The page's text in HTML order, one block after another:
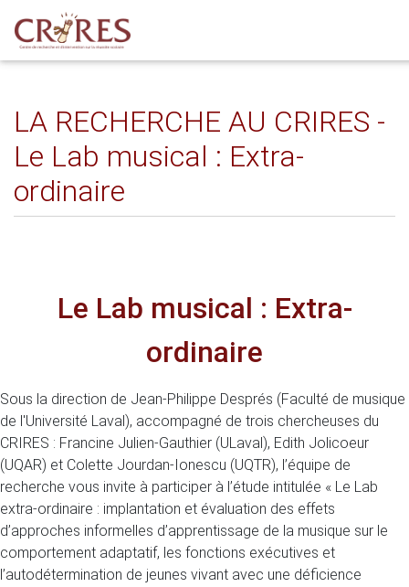
LA RECHERCHE AU CRIRES -
Le Lab musical : Extra-
ordinaire
Le Lab musical : Extra-
ordinaire
Sous la direction de Jean-Philippe Després (Faculté de musique
de l'Université Laval), accompagné de trois chercheuses du
CRIRES : Francine Julien-Gauthier (ULaval), Edith Jolicoeur
(UQAR) et Colette Jourdan-Ionescu (UQTR), l’équipe de
recherche vous invite à participer à l’étude intitulée « Le Lab
extra-ordinaire : implantation et évaluation des effets
d’approches informelles d’apprentissage de la musique sur le
comportement adaptatif, les fonctions exécutives et
l’autodétermination de jeunes vivant avec une déficience